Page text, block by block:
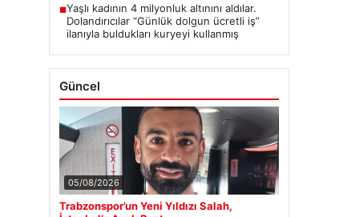
■Yaşlı kadının 4 milyonluk altınını aldılar.
Dolandırıcılar “Günlük dolgun ücretli iş”
ilanıyla buldukları kuryeyi kullanmış
Güncel
05/08/2026
Trabzonspor’un Yeni Yıldızı Salah,